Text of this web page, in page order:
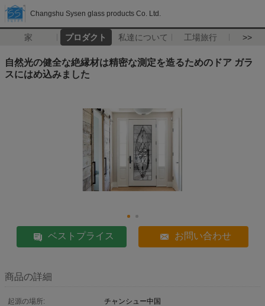
Changshu Sysen glass products Co. Ltd.
家 プロダクト 私達について 工場旅行 >>
自然光の健全な絶縁材は精密な測定を造るためのドア ガラ
スにはめ込みました
ベストプライス お問い合わせ
商品の詳細
起源の場所:
チャンシュー中国